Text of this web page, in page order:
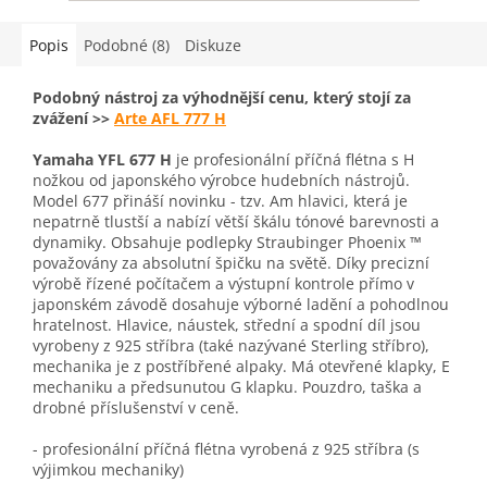
Popis Podobné (8) Diskuze
Podobný nástroj za výhodnější cenu, který stojí za
zvážení >> Arte AFL 777 H
Yamaha YFL 677 H je profesionální příčná flétna s H
nožkou od japonského výrobce hudebních nástrojů.
Model 677 přináší novinku - tzv. Am hlavici, která je
nepatrně tlustší a nabízí větší škálu tónové barevnosti a
dynamiky. Obsahuje podlepky Straubinger Phoenix ™
považovány za absolutní špičku na světě. Díky precizní
výrobě řízené počítačem a výstupní kontrole přímo v
japonském závodě dosahuje výborné ladění a pohodlnou
hratelnost. Hlavice, náustek, střední a spodní díl jsou
vyrobeny z 925 stříbra (také nazývané Sterling stříbro),
mechanika je z postříbřené alpaky. Má otevřené klapky, E
mechaniku a předsunutou G klapku. Pouzdro, taška a
drobné příslušenství v ceně.
- profesionální příčná flétna vyrobená z 925 stříbra (s
výjimkou mechaniky)